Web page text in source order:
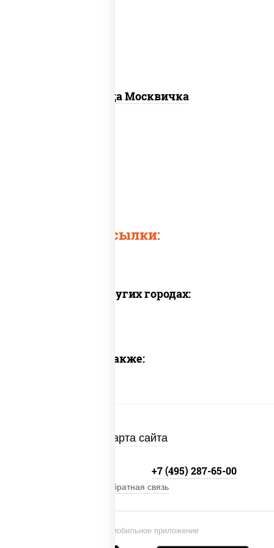
Пицца Москвичка
Быстрые ссылки:
Доставка в других городах:
Предлагаем также:
Карта сайта
Установи мобильное приложение
+7 (495) 287-65-00
Обратная связь